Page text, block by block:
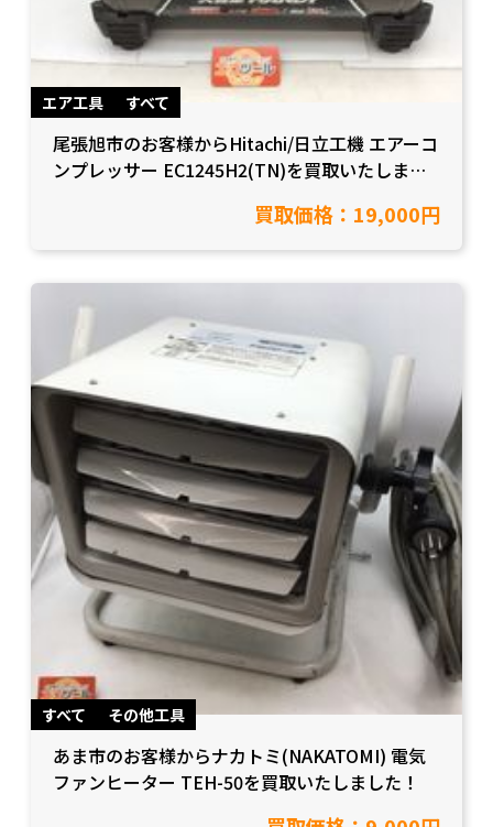
エア工具 すべて
尾張旭市のお客様からHitachi/日立工機 エアーコ
ンプレッサー EC1245H2(TN)を買取いたしまし
買取価格：19,000円
すべて その他工具
あま市のお客様からナカトミ(NAKATOMI) 電気
ファンヒーター TEH-50を買取いたしました！